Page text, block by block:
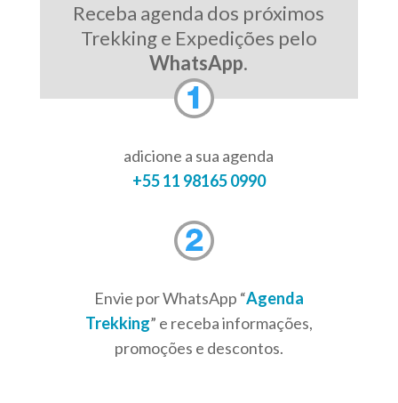
Receba agenda dos próximos
Trekking e Expedições pelo
WhatsApp.
adicione a sua agenda
+55 11 98165 0990
Envie por WhatsApp “Agenda
Trekking” e receba informações,
promoções e descontos.